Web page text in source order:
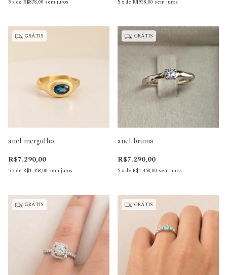
5xde R$878,00 sem juros 5xde R$938,00 sem juros
GRÁTIS
anel mergulho
R$7.290,00
5xde R$1.458,00 sem juros
GRÁTIS
anel bruma
R$7.290,00
5xde R$1.458,00 sem juros
GRÁTIS GRÁTIS